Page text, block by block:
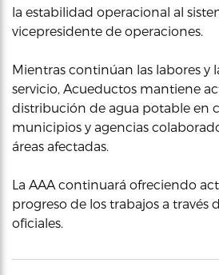
la estabilidad operacional al
vicepresidente de operaciones.
Mientras continúan las labores y
servicio, Acueductos mantiene
distribución de agua potable en
municipios y agencias
áreas afectadas.
La AAA continuará ofreciendo
progreso de los trabajos a través
oficiales.